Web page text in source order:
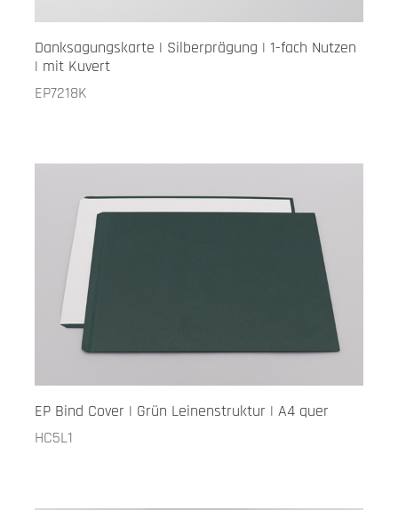
Danksagungskarte | Silberprägung | 1-fach Nutzen
| mit Kuvert
EP7218K
EP Bind Cover | Grün Leinenstruktur | A4 quer
HC5L1